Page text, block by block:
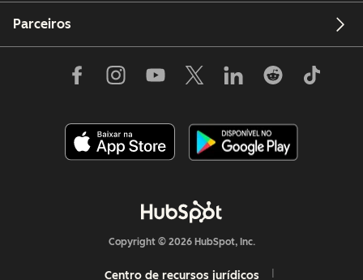
Parceiros
Copyright © 2026 HubSpot, Inc.
Centro de recursos jurídicos